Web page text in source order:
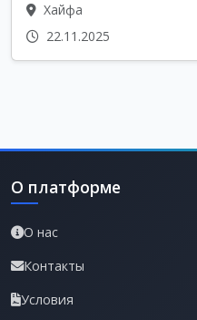
Хайфа
22.11.2025
О платформе
О нас
Контакты
Условия